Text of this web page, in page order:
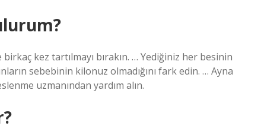
kez tartılmayı bırakın. … Yediğiniz her besinin
sebebinin kilonuz olmadığını fark edin. … Ayna
uzmanından yardım alın.